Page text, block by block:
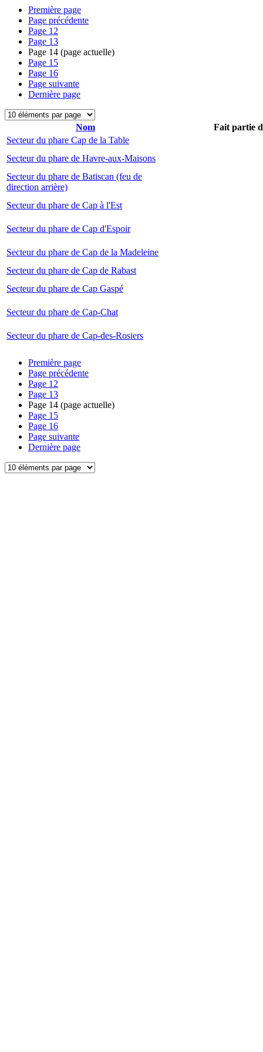
Première page
Page précédente
Page 12
Page 13
Page 14 (page actuelle)
Page 15
Page 16
Page suivante
Dernière page
Nom
Fait partie
Secteur du phare Cap de la Table
Secteur du phare de Havre-aux-Maisons
Secteur du phare de Batiscan (feu de
direction arrière)
Secteur du phare de Cap à l'Est
Secteur du phare de Cap d'Espoir
Secteur du phare de Cap de la Madeleine
Secteur du phare de Cap de Rabast
Secteur du phare de Cap Gaspé
Secteur du phare de Cap-Chat
Secteur du phare de Cap-des-Rosiers
Première page
Page précédente
Page 12
Page 13
Page 14 (page actuelle)
Page 15
Page 16
Page suivante
Dernière page